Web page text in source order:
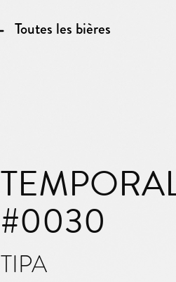
Toutes les bières
#0030
TIPA